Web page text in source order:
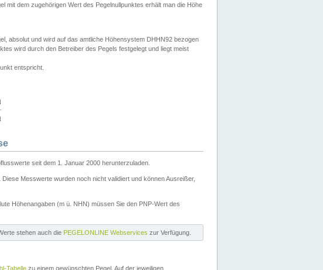
mit dem zugehörigen Wert des Pegelnullpunktes erhält man die Höhe
absolut und wird auf das amtliche Höhensystem DHHN92 bezogen
wird durch den Betreiber des Pegels festgelegt und liegt meist
entspricht.
seit dem 1. Januar 2000 herunterzuladen.
. Diese Messwerte wurden noch nicht validiert und können Ausreißer,
Höhenangaben (m ü. NHN) müssen Sie den PNP-Wert des
stehen auch die PEGELONLINE Webservices zur Verfügung.
Tabelle zu einem gewünschten Pegel. Auf der jeweiligen